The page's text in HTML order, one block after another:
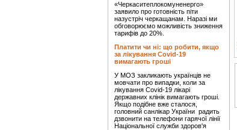
«Черкаситеплокомуненерго»
заявило про готовність піти
назустріч черкащанам. Наразі ми
обговорюємо можливість зниження
тарифів до 20%.
Платити чи ні: що робити, якщо
за лікування Covid-19
вимагають гроші
У МОЗ закликають українців не
мовчати про випадки, коли за
лікування Covid-19 лікарі
державних клінік вимагають гроші.
Якщо подібне вже сталося,
головний санлікар України радить
дзвонити на телефони гарячої лінії
Національної служби здоров'я